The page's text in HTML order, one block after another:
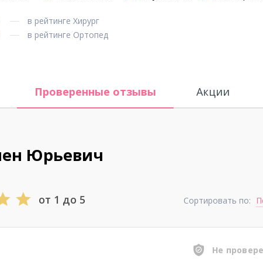
в рейтинге Хирург
в рейтинге Ортопед
Проверенные отзывы Акции
Юрьевич
от 1 до 5 Сортировать по:
Не